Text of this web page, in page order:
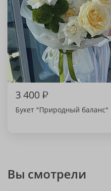
3 400₽
Букет "Природный баланс"
Вы смотрели